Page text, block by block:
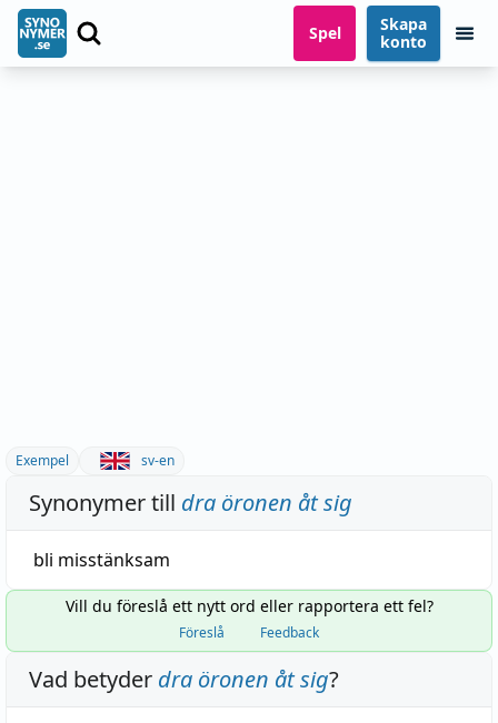
Spel
Skapa
konto
Exempel sv-en
Synonymer till dra öronen åt sig
bli misstänksam
Vill du föreslå ett nytt ord eller rapportera ett fel?
Föreslå Feedback
Vad betyder dra öronen åt sig?